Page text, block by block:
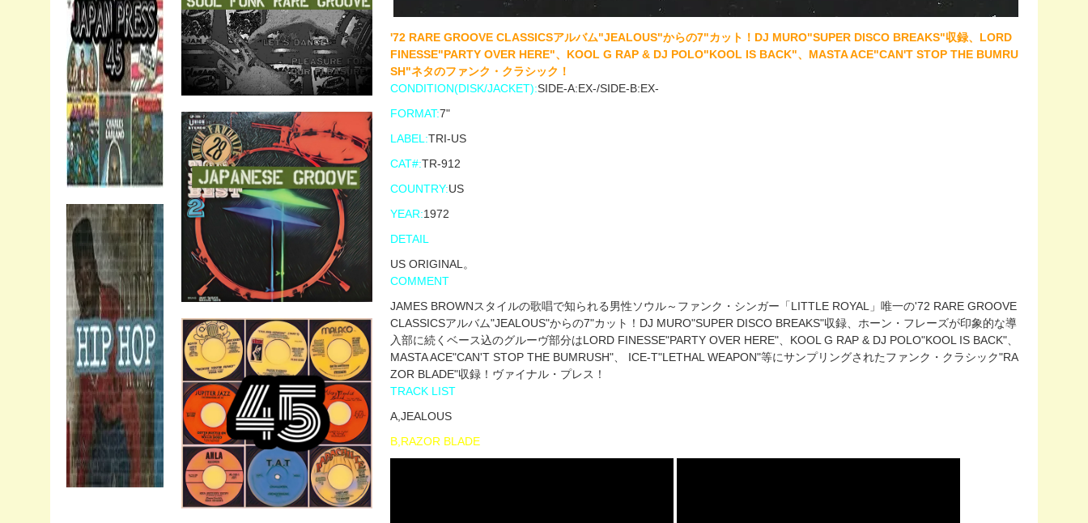
'72 RARE GROOVE CLASSICSアルバム"JEALOUS"からの7"カット！DJ MURO"SUPER DISCO BREAKS"収録、LORD
FINESSE"PARTY OVER HERE"、KOOL G RAP & DJ POLO"KOOL IS BACK"、MASTA ACE"CAN'T STOP THE BUMRU
SH"ネタのファンク・クラシック！
CONDITION(DISK/JACKET):SIDE-A:EX-/SIDE-B:EX-
FORMAT:7"
LABEL:TRI-US
CAT#:TR-912
COUNTRY:US
YEAR:1972
DETAIL
US ORIGINAL。
COMMENT
JAMES BROWNスタイルの歌唱で知られる男性ソウル～ファンク・シンガー「LITTLE ROYAL」唯一の'72 RARE GROOVE
CLASSICSアルバム"JEALOUS"からの7"カット！DJ MURO"SUPER DISCO BREAKS"収録、ホーン・フレーズが印象的な導
入部に続くベース込のグルーヴ部分はLORD FINESSE"PARTY OVER HERE"、KOOL G RAP & DJ POLO"KOOL IS BACK"、
MASTA ACE"CAN'T STOP THE BUMRUSH"、 ICE-T"LETHAL WEAPON"等にサンプリングされたファンク・クラシック"RA
ZOR BLADE"収録！ヴァイナル・プレス！
TRACK LIST
A,JEALOUS
B,RAZOR BLADE